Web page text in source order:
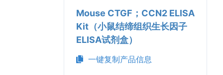
Mouse CTGF；CCN2 ELISA
Kit（小鼠结缔组织生长因子
ELISA试剂盒）
一键复制产品信息